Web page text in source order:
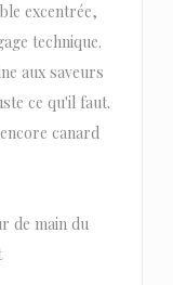
excentrée,
technique.
aux saveurs
ce qu'il faut.
canard
de main du